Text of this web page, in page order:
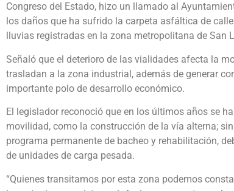
Congreso del Estado, hizo un llamado al
los daños que ha sufrido la carpeta asfáltica de
lluvias registradas en la zona metropolitana de San
Señaló que el deterioro de las vialidades afecta la
trasladan a la zona industrial, además de generar
importante polo de desarrollo económico.
El legislador reconoció que en los últimos años se
movilidad, como la construcción de la vía alterna;
programa permanente de bacheo y rehabilitación,
de unidades de carga pesada.
“Quienes transitamos por esta zona podemos